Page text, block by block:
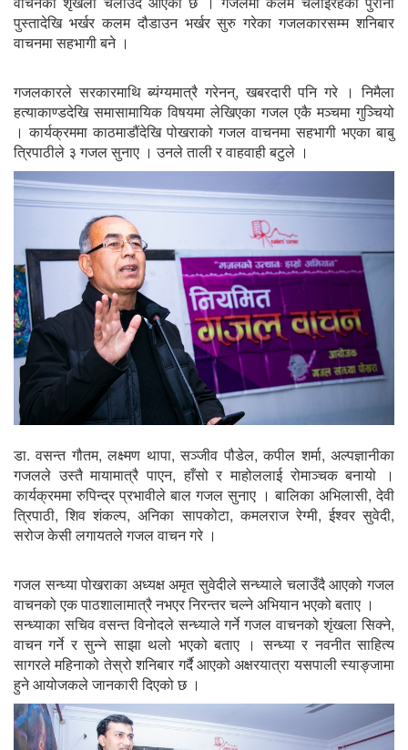
पुस्तादेखि भर्खर कलम दौडाउन भर्खर सुरु गरेका गजलकारसम्म शनिबार
वाचनमा सहभागी बने ।
गजलकारले सरकारमाथि ब्यंग्यमात्रै गरेनन्, खबरदारी पनि गरे । निमैला
हत्याकाण्डदेखि समासामायिक विषयमा लेखिएका गजल एकै मञ्चमा गुञ्चियो
। कार्यक्रममा काठमाडौंदेखि पोखराको गजल वाचनमा सहभागी भएका बाबु
त्रिपाठीले ३ गजल सुनाए । उनले ताली र वाहवाही बटुले ।
डा. वसन्त गौतम, लक्ष्मण थापा, सञ्जीव पौडेल, कपील शर्मा, अल्पज्ञानीका
गजलले उस्तै मायामात्रै पाएन, हाँसो र माहोललाई रोमाञ्चक बनायो ।
कार्यक्रममा रुपिन्द्र प्रभावीले बाल गजल सुनाए । बालिका अभिलासी, देवी
त्रिपाठी, शिव शंकल्प, अनिका सापकोटा, कमलराज रेग्मी, ईश्वर सुवेदी,
सरोज केसी लगायतले गजल वाचन गरे ।
गजल सन्ध्या पोखराका अध्यक्ष अमृत सुवेदीले सन्ध्याले चलाउँदै आएको गजल
वाचनको एक पाठशालामात्रै नभएर निरन्तर चल्ने अभियान भएको बताए ।
सन्ध्याका सचिव वसन्त विनोदले सन्ध्याले गर्ने गजल वाचनको शृंखला सिक्ने,
वाचन गर्ने र सुन्ने साझा थलो भएको बताए । सन्ध्या र नवनीत साहित्य
सागरले महिनाको तेस्रो शनिबार गर्दै आएको अक्षरयात्रा यसपाली स्याङ्जामा
हुने आयोजकले जानकारी दिएको छ ।